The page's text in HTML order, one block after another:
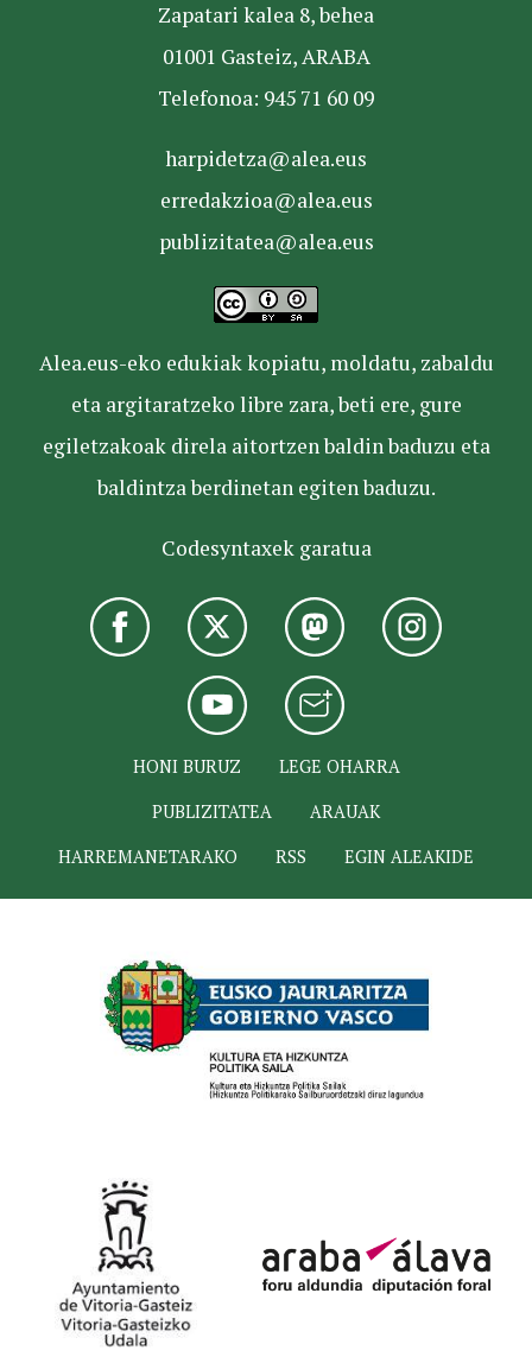
Zapatari kalea 8, behea
01001 Gasteiz, ARABA
Telefonoa: 945 71 60 09
harpidetza@alea.eus
erredakzioa@alea.eus
publizitatea@alea.eus
Alea.eus-eko edukiak kopiatu, moldatu, zabaldu
eta argitaratzeko libre zara, beti ere, gure
egiletzakoak direla aitortzen baldin baduzu eta
baldintza berdinetan egiten baduzu.
Codesyntaxek garatua
HONI BURUZ
LEGE OHARRA
PUBLIZITATEA
ARAUAK
HARREMANETARAKO
RSS EGIN ALEAKIDE